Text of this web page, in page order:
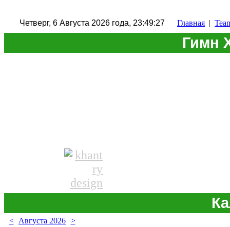
Четверг, 6 Августа 2026 года, 23:49:28 Главная |
Гимн
< Августа 2026 >